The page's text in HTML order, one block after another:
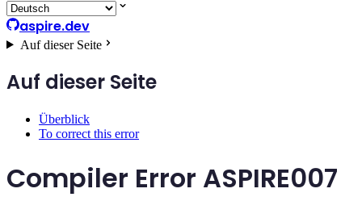
aspire.dev
Auf dieser Seite
Auf dieser Seite
Überblick
To correct this error
Compiler Error ASPIRE007